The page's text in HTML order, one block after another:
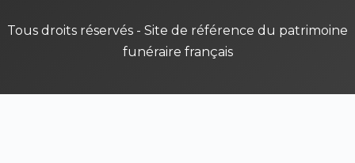
Tous droits réservés - Site de référence du patrimoine
funéraire français